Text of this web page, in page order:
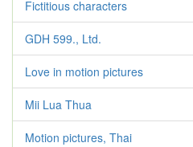
Fictitious characters
GDH 599., Ltd.
Love in motion pictures
Mii Lua Thua
Motion pictures, Thai